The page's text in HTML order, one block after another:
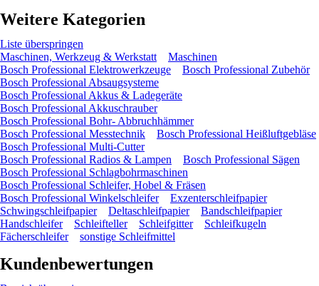
Weitere Kategorien
Liste überspringen
Maschinen, Werkzeug & Werkstatt
Maschinen
Bosch Professional Elektrowerkzeuge
Bosch Professional Zubehör
Bosch Professional Absaugsysteme
Bosch Professional Akkus & Ladegeräte
Bosch Professional Akkuschrauber
Bosch Professional Bohr- Abbruchhämmer
Bosch Professional Messtechnik
Bosch Professional Heißluftgebläse
Bosch Professional Multi-Cutter
Bosch Professional Radios & Lampen
Bosch Professional Sägen
Bosch Professional Schlagbohrmaschinen
Bosch Professional Schleifer, Hobel & Fräsen
Bosch Professional Winkelschleifer
Exzenterschleifpapier
Schwingschleifpapier
Deltaschleifpapier
Bandschleifpapier
Handschleifer
Schleifteller Schleifgitter
Schleifkugeln
Fächerschleifer
sonstige Schleifmittel
Kundenbewertungen